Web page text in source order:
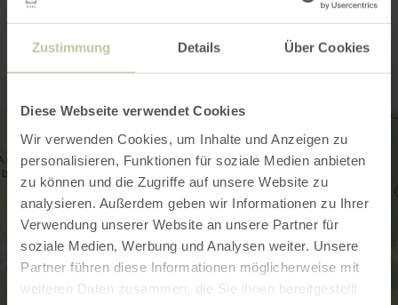
Zustimmung Details Über Cookies
Diese Webseite verwendet Cookies
Wir verwenden Cookies, um Inhalte und Anzeigen zu
personalisieren, Funktionen für soziale Medien anbieten
zu können und die Zugriffe auf unsere Website zu
analysieren. Außerdem geben wir Informationen zu Ihrer
Verwendung unserer Website an unsere Partner für
soziale Medien, Werbung und Analysen weiter. Unsere
Partner führen diese Informationen möglicherweise mit
weiteren Daten zusammen, die Sie ihnen bereitgestellt
Contact